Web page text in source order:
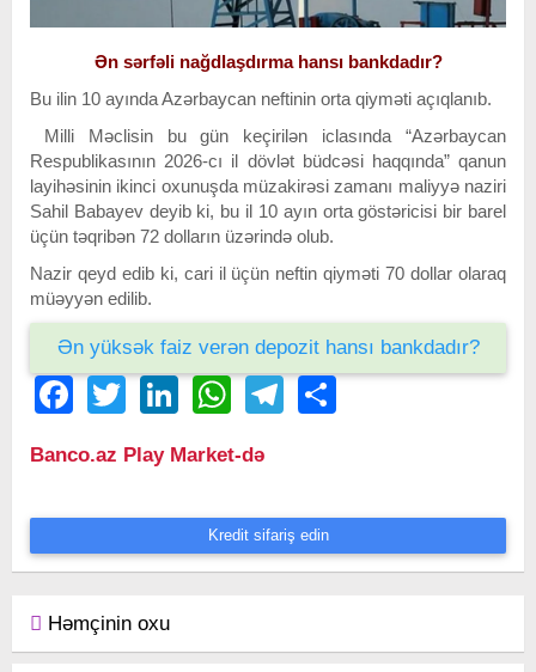
Ən sərfəli nağdlaşdırma hansı bankdadır?
Bu ilin 10 ayında Azərbaycan neftinin orta qiyməti açıqlanıb.
Milli Məclisin bu gün keçirilən iclasında “Azərbaycan
Respublikasının 2026-cı il dövlət büdcəsi haqqında” qanun
layihəsinin ikinci oxunuşda müzakirəsi zamanı maliyyə naziri
Sahil Babayev deyib ki, bu il 10 ayın orta göstəricisi bir barel
üçün təqribən 72 dolların üzərində olub.
Nazir qeyd edib ki, cari il üçün neftin qiyməti 70 dollar olaraq
müəyyən edilib.
Ən yüksək faiz verən depozit hansı bankdadır?
FacebookTwitter LinkedIn WhatsAppTelegram
Banco.az Play Market-də
Kredit sifariş edin
Həmçinin oxu